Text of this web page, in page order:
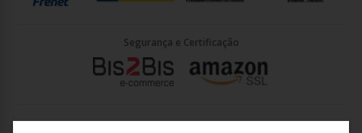
Segurança e Certificação